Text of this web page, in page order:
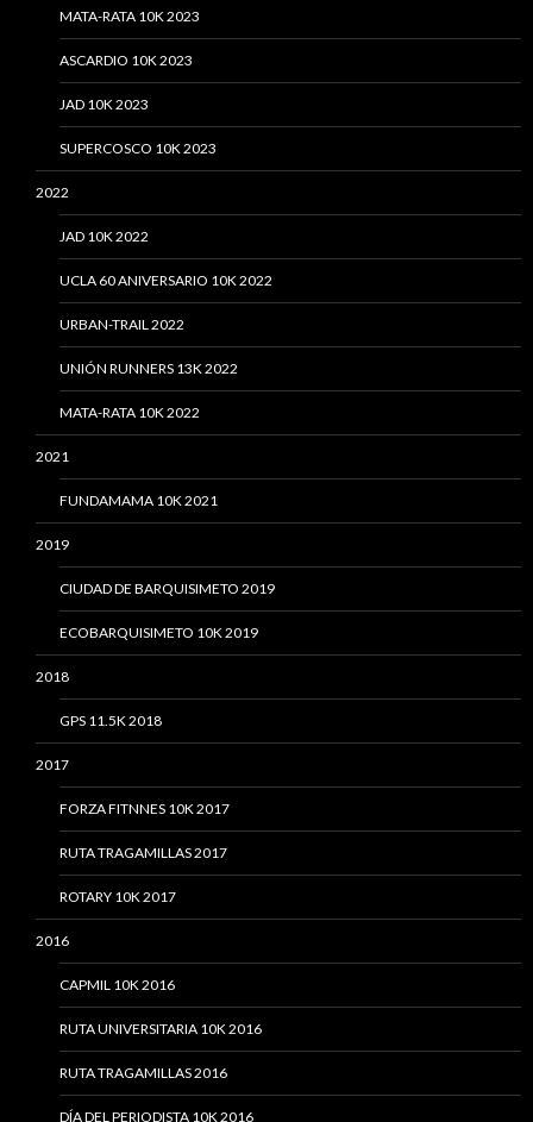
MATA-RATA 10K 2023
ASCARDIO 10K 2023
JAD 10K 2023
SUPERCOSCO 10K 2023
2022
JAD 10K 2022
UCLA 60 ANIVERSARIO 10K 2022
URBAN-TRAIL 2022
UNIÓN RUNNERS 13K 2022
MATA-RATA 10K 2022
2021
FUNDAMAMA 10K 2021
2019
CIUDAD DE BARQUISIMETO 2019
ECOBARQUISIMETO 10K 2019
2018
GPS 11.5K 2018
2017
FORZA FITNNES 10K 2017
RUTA TRAGAMILLAS 2017
ROTARY 10K 2017
2016
CAPMIL 10K 2016
RUTA UNIVERSITARIA 10K 2016
RUTA TRAGAMILLAS 2016
DÍA DEL PERIODISTA 10K 2016